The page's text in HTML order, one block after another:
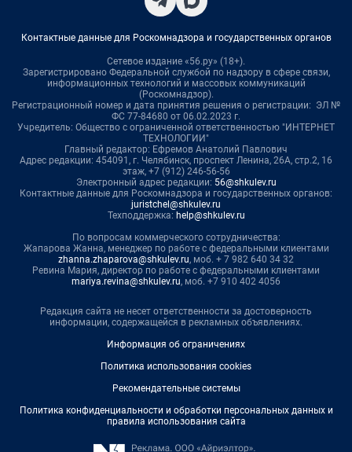
Контактные данные для Роскомнадзора и государственных органов
Сетевое издание «56.ру» (18+).
Зарегистрировано Федеральной службой по надзору в сфере связи,
информационных технологий и массовых коммуникаций
(Роскомнадзор).
Регистрационный номер и дата принятия решения о регистрации: ЭЛ №
ФС 77-84680 от 06.02.2023 г.
Учредитель: Общество с ограниченной ответственностью "ИНТЕРНЕТ
ТЕХНОЛОГИИ"
Главный редактор: Ефремов Анатолий Павлович
Адрес редакции: 454091, г. Челябинск, проспект Ленина, 26А, стр.2, 16
этаж, +7 (912) 246-56-56
Электронный адрес редакции: 56@shkulev.ru
Контактные данные для Роскомнадзора и государственных органов:
juristchel@shkulev.ru
Техподдержка: help@shkulev.ru
По вопросам коммерческого сотрудничества:
Жапарова Жанна, менеджер по работе с федеральными клиентами
zhanna.zhaparova@shkulev.ru, моб. + 7 982 640 34 32
Ревина Мария, директор по работе с федеральными клиентами
mariya.revina@shkulev.ru, моб. +7 910 402 4056
Редакция сайта не несет ответственности за достоверность
информации, содержащейся в рекламных объявлениях.
Информация об ограничениях
Политика использования cookies
Рекомендательные системы
Политика конфиденциальности и обработки персональных данных и
правила использования сайта